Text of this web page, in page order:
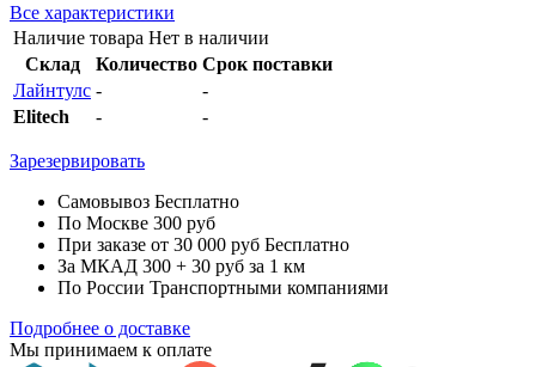
Все характеристики
Наличие товара Нет в наличии
Склад
Количество Срок поставки
Лайнтулс -
-
Elitech
- -
Зарезервировать
Самовывоз Бесплатно
По Москве 300 руб
При заказе от 30 000 руб Бесплатно
За МКАД 300 + 30 руб за 1 км
По России Транспортными компаниями
Подробнее о доставке
Мы принимаем к оплате